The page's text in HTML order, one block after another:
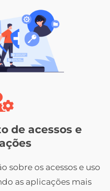
de acessos e
sobre os acessos e uso
as aplicações mais